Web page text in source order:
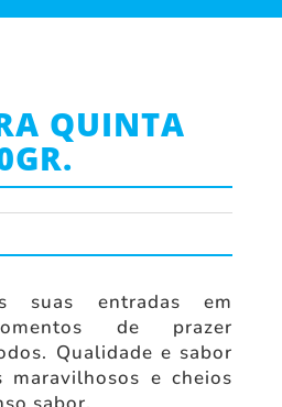
QUINTA
suas entradas em
de prazer
Qualidade e sabor
maravilhosos e cheios